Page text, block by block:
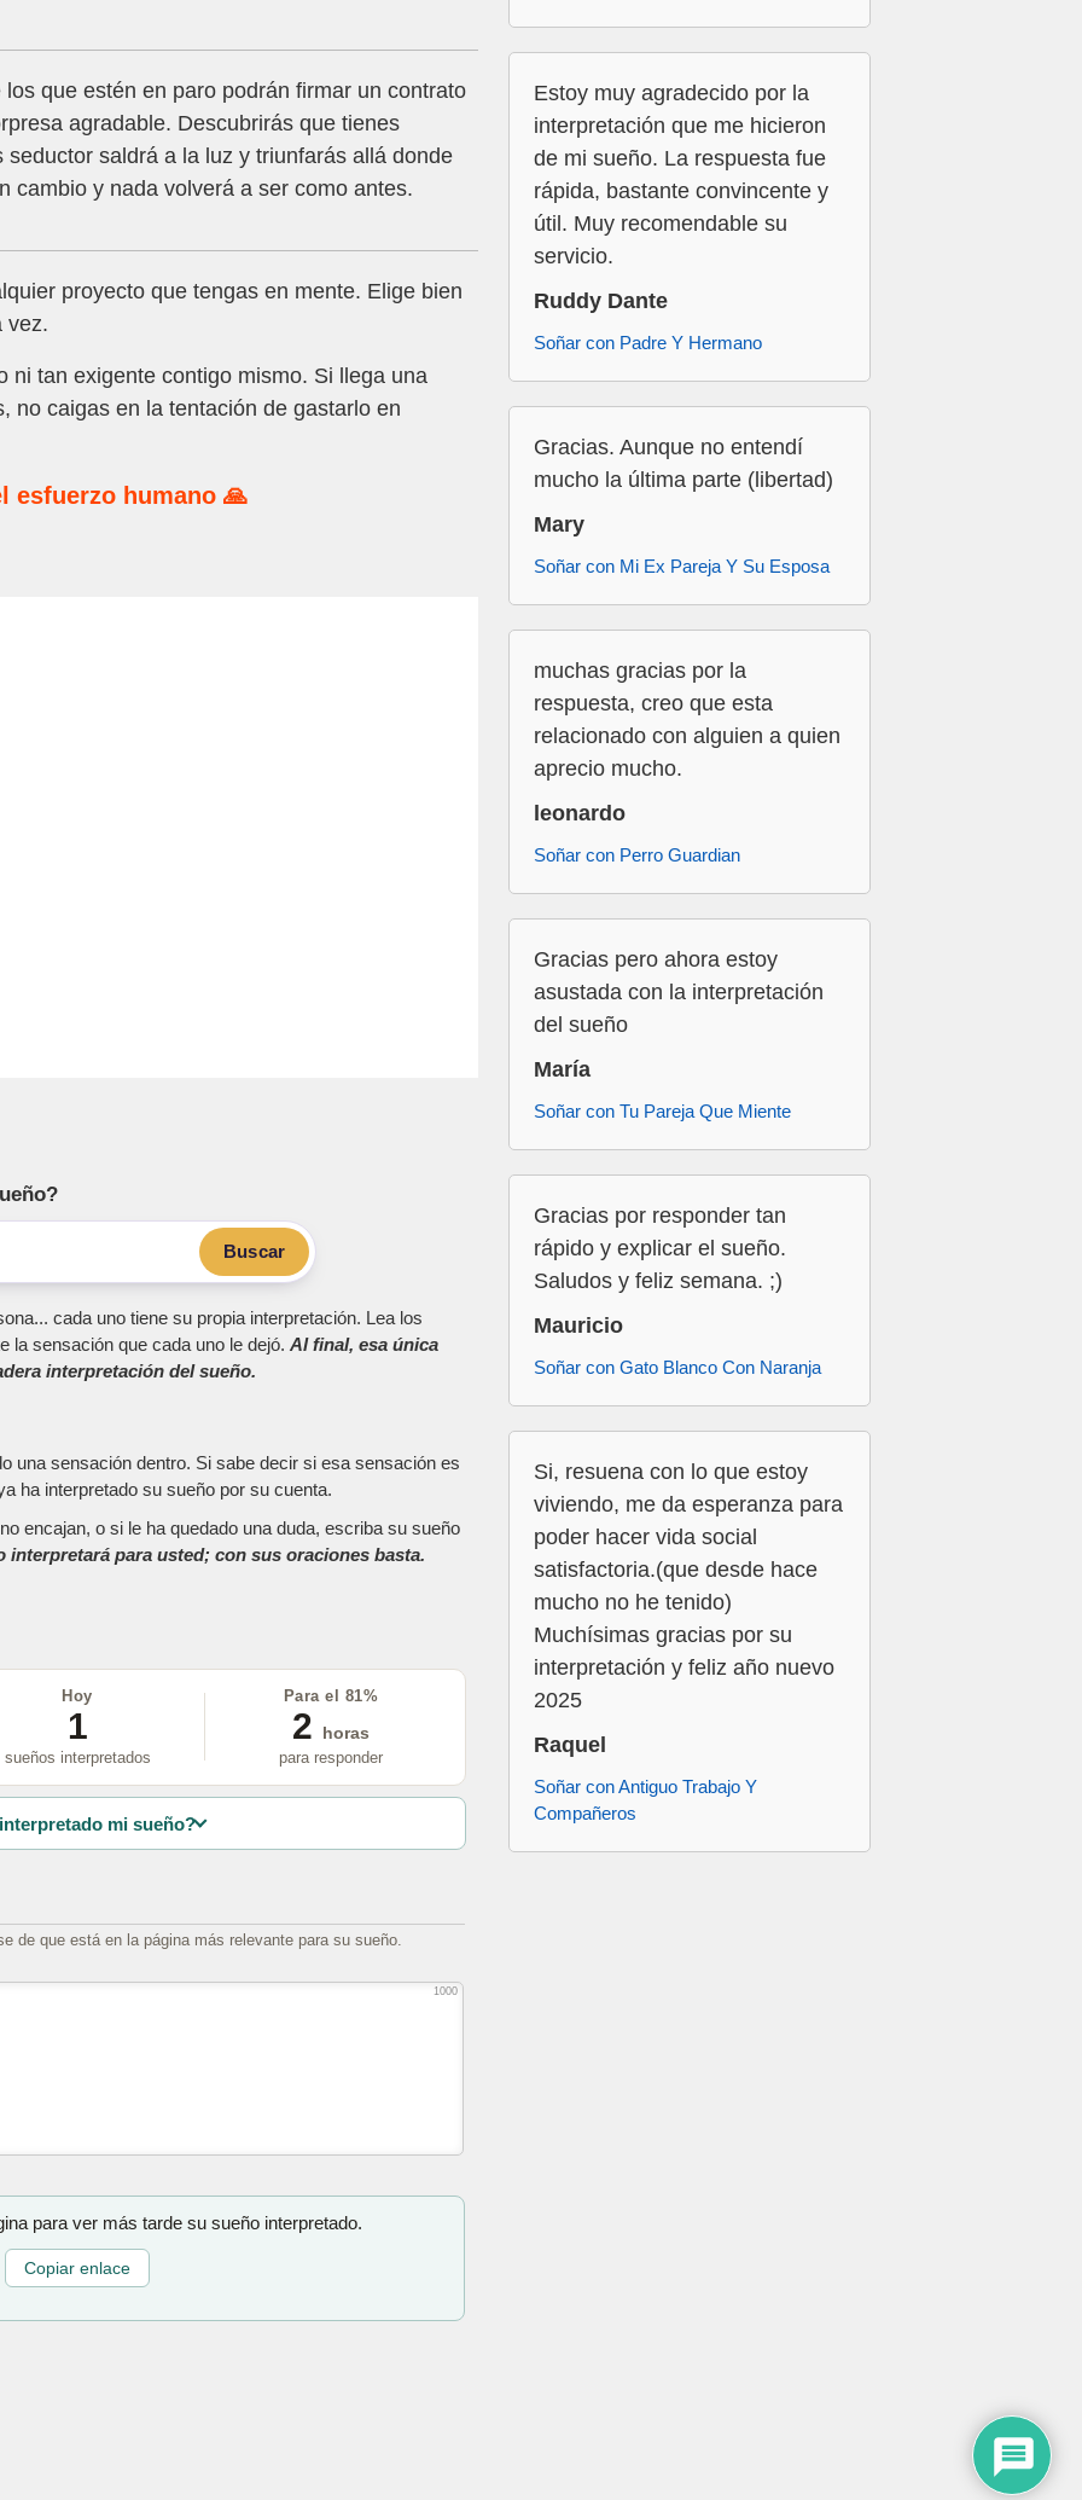
los que estén en paro podrán firmar un contrato
agradable. Descubrirás que tienes
saldrá a la luz y triunfarás allá donde
cambio y nada volverá a ser como antes.
proyecto que tengas en mente. Elige bien
vez.
ni tan exigente contigo mismo. Si llega una
no caigas en la tentación de gastarlo en
esfuerzo humano 🙏
Buscar
cada uno tiene su propia interpretación. Lea los
la sensación que cada uno le dejó. Al final, esa única
interpretación del sueño.
una sensación dentro. Si sabe decir si esa sensación es
ha interpretado su sueño por su cuenta.
encajan, o si le ha quedado una duda, escriba su sueño
interpretará para usted; con sus oraciones basta.
Hoy
1
sueños interpretados
Para el 81%
2
horas
para responder
mi sueño?
de que está en la página más relevante para su sueño.
1000
para ver más tarde su sueño interpretado.
Copiar enlace
Estoy muy agradecido por la
interpretación que me hicieron
de mi sueño. La respuesta fue
rápida, bastante convincente y
útil. Muy recomendable su
servicio.
Ruddy Dante
Soñar con Padre Y Hermano
Gracias. Aunque no entendí
mucho la última parte (libertad)
Mary
Soñar con Mi Ex Pareja Y Su Esposa
muchas gracias por la
respuesta, creo que esta
relacionado con alguien a quien
aprecio mucho.
leonardo
Soñar con Perro Guardian
Gracias pero ahora estoy
asustada con la interpretación
del sueño
María
Soñar con Tu Pareja Que Miente
Gracias por responder tan
rápido y explicar el sueño.
Saludos y feliz semana. ;)
Mauricio
Soñar con Gato Blanco Con Naranja
Si, resuena con lo que estoy
viviendo, me da esperanza para
poder hacer vida social
satisfactoria.(que desde hace
mucho no he tenido)
Muchísimas gracias por su
interpretación y feliz año nuevo
2025
Raquel
Soñar con Antiguo Trabajo Y
Compañeros